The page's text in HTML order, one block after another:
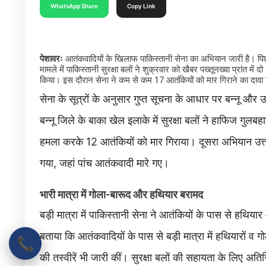
WhatsApp Share Copy Link
पेशावरः आतंकवादियों के खिलाफ पाकिस्तानी सेना का अभियान जारी
मामले में पाकिस्तानी सुरक्षा बलों ने शुक्रवार को खैबर पख्तूनख्वा प्रांत
किया। इस दौरान सेना ने कम से कम 17 आतंकियों को मार गिराने का दावा
सेना के सूत्रों के अनुसार गुप्त सूचना के आधार पर बन्नू और
बन्नू जिले के बाका खेल इलाके में सुरक्षा बलों ने हाफिज
हमला करके 12 आतंकियों को मार गिराया। दूसरा अभियान
गया, जहां पांच आतंकवादी मारे गए।
भारी मात्रा में गोला-बारूद और हथियार बरामद
बड़ी मात्रा में पाकिस्तानी सेना ने आतंकियों के पास से
बताया कि आतंकवादियों के पास से बड़ी मात्रा में हथियारों व
की तस्वीरें भी जारी कीं। सुरक्षा बलों की सहायता के लिए
📞